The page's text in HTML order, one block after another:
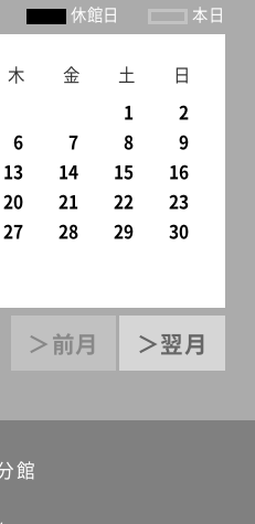
休館日 本日
木 金 土 日
1
2
6 7 8
9
13 14 15
16
20 21 22
23
27 28 29
30
＞前月 ＞翌月
館
エ館